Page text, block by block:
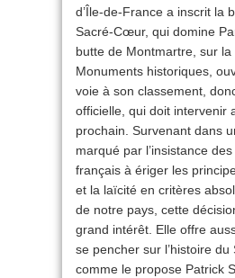
d’Île-de-France a inscrit la
Sacré-Cœur, qui domine
butte de Montmartre, sur la
Monuments historiques,
voie à son classement,
officielle, qui doit intervenir
prochain. Survenant dans
marqué par l’insistance
français à ériger les
et la laïcité en critères
de notre pays, cette
grand intérêt. Elle offre
se pencher sur l’histoire
comme le propose Patrick